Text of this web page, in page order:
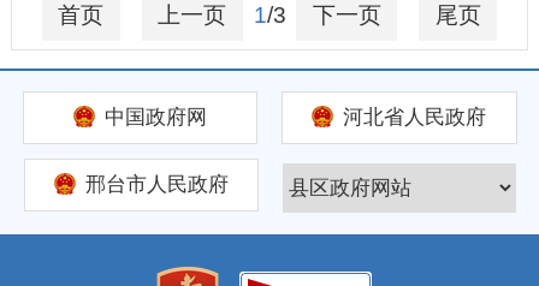
首页 上一页 1/3 下一页 尾页
中国政府网 河北省人民政府
邢台市人民政府